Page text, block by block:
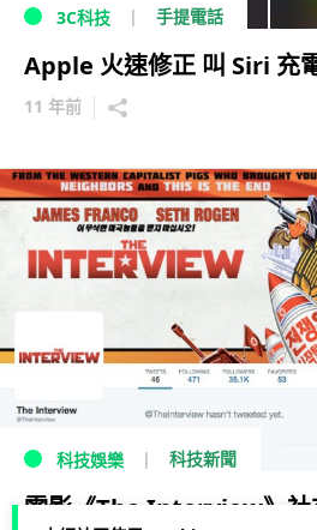
3C科技 手提電話
Apple 火速修正 叫 Siri 充
11 年前
科技娛樂 科技新聞
電影《The Interview》社